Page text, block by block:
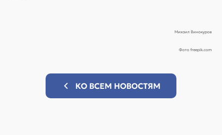
Михаил Винокуров
Фото freepik.com
КО ВСЕМ НОВОСТЯМ